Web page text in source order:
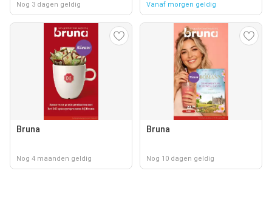
Nog 3 dagen geldig Vanaf morgen geldig
Bruna
Nog 4 maanden geldig
Bruna
Nog 10 dagen geldig